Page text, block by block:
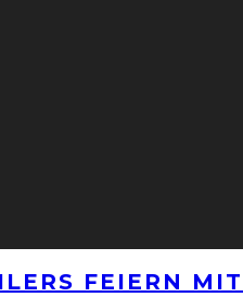
FEIERN